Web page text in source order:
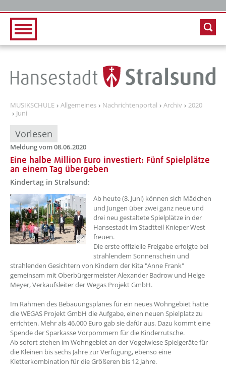
MUSIKSCHULE Allgemeines Nachrichtenportal Archiv
2020
Juni
Vorlesen
Meldung vom 08.06.2020
Eine halbe Million Euro investiert: Fünf Spielplätze
an einem Tag übergeben
Kindertag in Stralsund:
Ab heute (8. Juni) können sich Mädchen
und Jungen über zwei ganz neue und
drei neu gestaltete Spielplätze in der
Hansestadt im Stadtteil Knieper West
freuen.
Die erste offizielle Freigabe erfolgte bei
strahlendem Sonnenschein und
strahlenden Gesichtern von Kindern der Kita "Anne Frank"
gemeinsam mit Oberbürgermeister Alexander Badrow und Helge
Meyer, Verkaufsleiter der Wegas Projekt GmbH.
Im Rahmen des Bebauungsplanes für ein neues Wohngebiet hatte
die WEGAS Projekt GmbH die Aufgabe, einen neuen Spielplatz zu
errichten. Mehr als 46.000 Euro gab sie dafür aus. Dazu kommt eine
Spende der Sparkasse Vorpommern für die Kinderrutsche.
Ab sofort stehen im Wohngebiet an der Vogelwiese Spielgeräte für
die Kleinen bis sechs Jahre zur Verfügung, ebenso eine
Kletterkombination für die Größeren bis 12 Jahre.